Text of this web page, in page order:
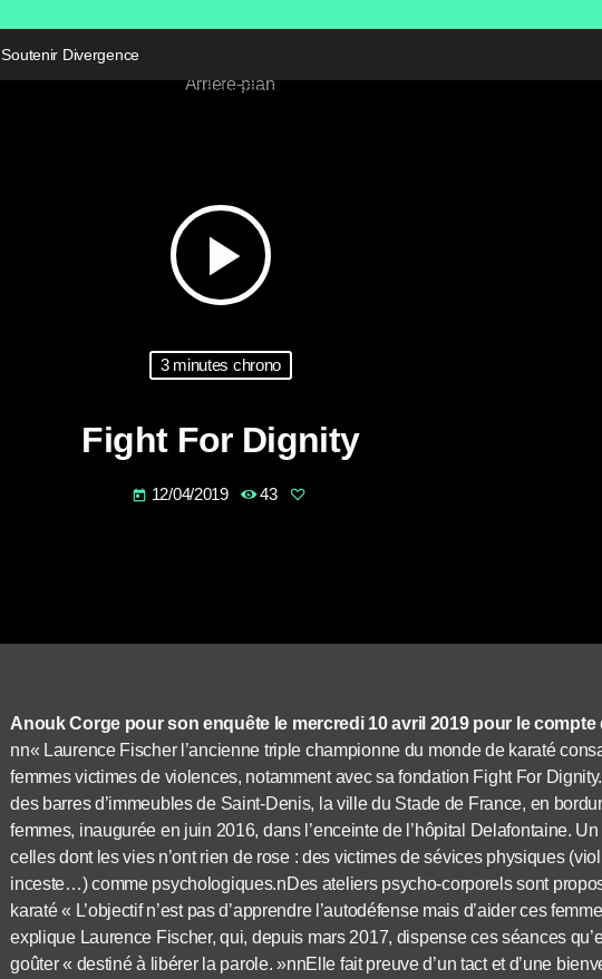
Soutenir Divergence
play_arrow
3 minutes chrono
Fight For Dignity
today 12/04/2019 43
Anouk Corge pour son enquête le mercredi 10 avril 2019 pour le compte
nn« Laurence Fischer l’ancienne triple championne du monde de karaté
femmes victimes de violences, notamment avec sa fondation Fight For
des barres d’immeubles de Saint-Denis, la ville du Stade de France, en
femmes, inaugurée en juin 2016, dans l’enceinte de l’hôpital Delafontaine.
celles dont les vies n’ont rien de rose : des victimes de sévices physiques
inceste…) comme psychologiques.nDes ateliers psycho-corporels sont
karaté « L’objectif n’est pas d’apprendre l’autodéfense mais d’aider ces
explique Laurence Fischer, qui, depuis mars 2017, dispense ces séances
goûter « destiné à libérer la parole. »nnElle fait preuve d’un tact et d’une